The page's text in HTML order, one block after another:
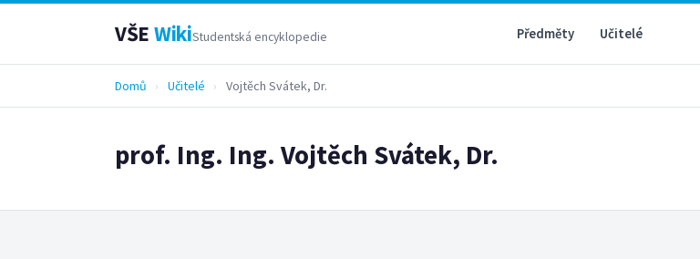
VŠE WikiStudentská encyklopedie Předměty Učitelé
Domů › Učitelé › Vojtěch Svátek, Dr.
prof. Ing. Ing. Vojtěch Svátek, Dr.